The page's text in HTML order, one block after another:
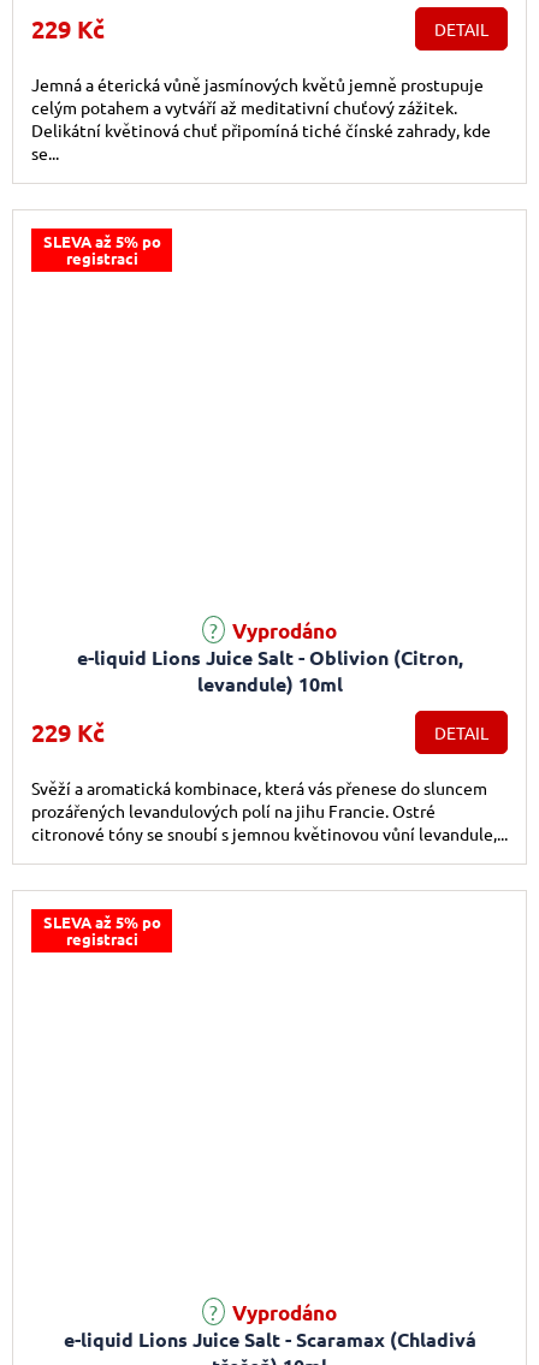
229 Kč DETAIL
Jemná a éterická vůně jasmínových květů jemně prostupuje
celým potahem a vytváří až meditativní chuťový zážitek.
Delikátní květinová chuť připomíná tiché čínské zahrady, kde
se...
SLEVA až 5% po
registraci
e-liquid Lions Juice Salt - Oblivion (Citron,
levandule) 10ml
Vyprodáno
229 Kč DETAIL
Svěží a aromatická kombinace, která vás přenese do sluncem
prozářených levandulových polí na jihu Francie. Ostré
citronové tóny se snoubí s jemnou květinovou vůní levandule,...
SLEVA až 5% po
registraci
e-liquid Lions Juice Salt - Scaramax (Chladivá
Vyprodáno